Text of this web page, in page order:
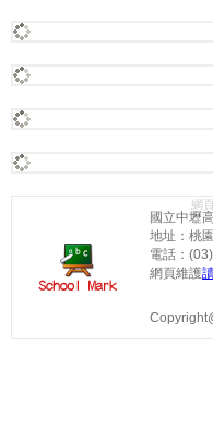
國立中壢
地址：桃
電話：
網頁維護
網